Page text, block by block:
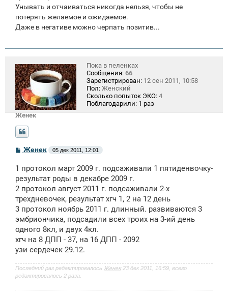
Унывать и отчаиваться никогда нельзя, чтобы не
потерять желаемое и ожидаемое.
Даже в негативе можно черпать позитив...
Женек
Пока в пеленках
Сообщения: 66
Зарегистрирован: 12 сен 2011, 10:58
Пол: Женский
Сколько попыток ЭКО: 4
Поблагодарили: 1 раз
С
о
б
щ
н
и
Женек 05 дек 2011, 12:01
1 протокол март 2009 г. подсаживали 1 пятиденвочку-
результат роды в декабре 2009 г.
2 протокол август 2011 г. подсаживали 2-х
трехдневочек, результат хгч 1, 2 на 12 день
3 протокол ноябрь 2011 г. длинный. развиваются 3
эмбриончика, подсадили всех троих на 3-ий день
одного 8кл, и двух 4кл.
хгч на 8 ДПП - 37, на 16 ДПП - 2092
узи сердечек 29.12.
Последний раз редактировалось Женек23 дек 2011, 16:59, всего
редактировалось 2 раза.